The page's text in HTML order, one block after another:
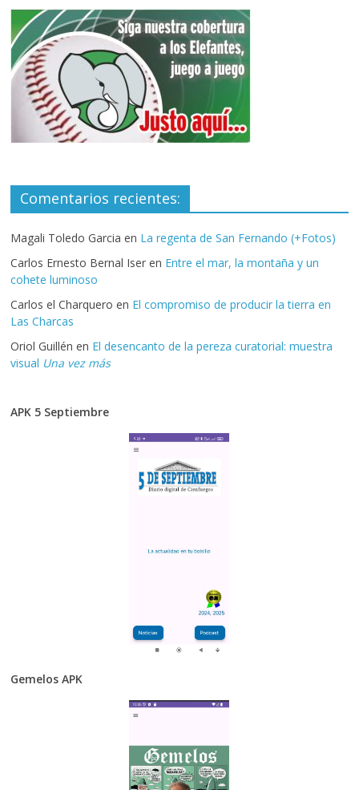
Comentarios recientes:
Magali Toledo Garcia en La regenta de San Fernando (+Fotos)
Carlos Ernesto Bernal Iser en Entre el mar, la montaña y un
cohete luminoso
Carlos el Charquero en El compromiso de producir la tierra en
Las Charcas
Oriol Guillén en El desencanto de la pereza curatorial: muestra
visual Una vez más
APK 5 Septiembre
Gemelos APK